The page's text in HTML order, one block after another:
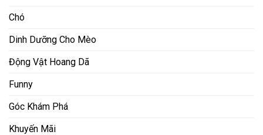
Chó
Dinh Dưỡng Cho Mèo
Động Vật Hoang Dã
Funny
Góc Khám Phá
Khuyến Mãi